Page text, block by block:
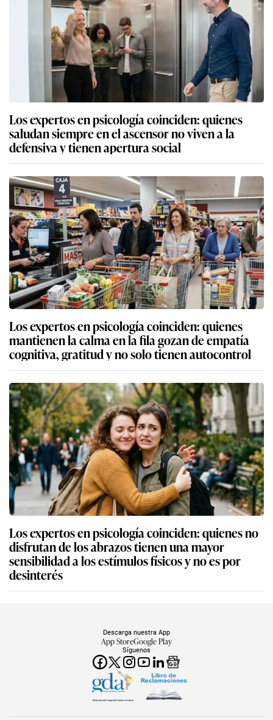
Los expertos en psicología coinciden: quienes
saludan siempre en el ascensor no viven a la
defensiva y tienen apertura social
Los expertos en psicología coinciden: quienes
mantienen la calma en la fila gozan de empatía
cognitiva, gratitud y no solo tienen autocontrol
Los expertos en psicología coinciden: quienes no
disfrutan de los abrazos tienen una mayor
sensibilidad a los estímulos físicos y no es por
desinterés
Síguenos
Descarga nuestra App
App StoreGoogle Play
Miembro del Grupo de Diarios América